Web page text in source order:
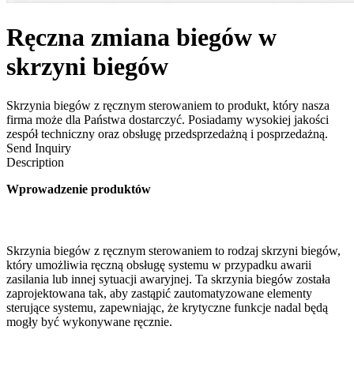
Ręczna zmiana biegów w
skrzyni biegów
Skrzynia biegów z ręcznym sterowaniem to produkt, który nasza
firma może dla Państwa dostarczyć. Posiadamy wysokiej jakości
zespół techniczny oraz obsługę przedsprzedażną i posprzedażną.
Send Inquiry
Description
Wprowadzenie produktów
Skrzynia biegów z ręcznym sterowaniem to rodzaj skrzyni biegów,
który umożliwia ręczną obsługę systemu w przypadku awarii
zasilania lub innej sytuacji awaryjnej. Ta skrzynia biegów została
zaprojektowana tak, aby zastąpić zautomatyzowane elementy
sterujące systemu, zapewniając, że krytyczne funkcje nadal będą
mogły być wykonywane ręcznie.